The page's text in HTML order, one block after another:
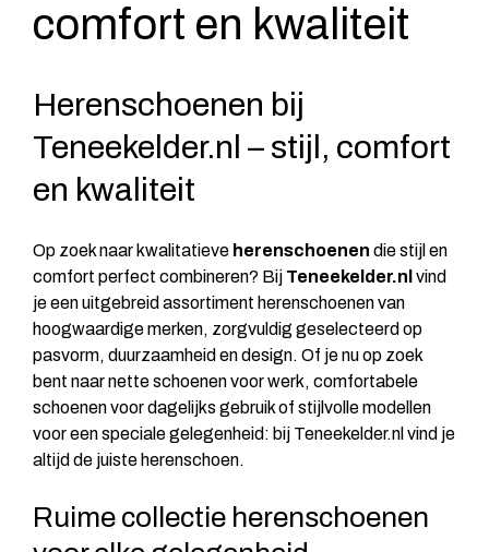
comfort en kwaliteit
Herenschoenen bij
Teneekelder.nl – stijl, comfort
en kwaliteit
Op zoek naar kwalitatieve herenschoenen die stijl en
comfort perfect combineren? Bij Teneekelder.nl vind
je een uitgebreid assortiment herenschoenen van
hoogwaardige merken, zorgvuldig geselecteerd op
pasvorm, duurzaamheid en design. Of je nu op zoek
bent naar nette schoenen voor werk, comfortabele
schoenen voor dagelijks gebruik of stijlvolle modellen
voor een speciale gelegenheid: bij Teneekelder.nl vind je
altijd de juiste herenschoen.
Ruime collectie herenschoenen